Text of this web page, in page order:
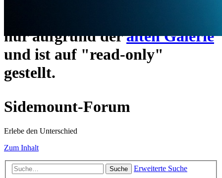
nur aufgrund deralten Galerie
und ist auf "read-only"
gestellt.
Sidemount-Forum
Erlebe den Unterschied
Zum Inhalt
Suche Erweiterte Suche